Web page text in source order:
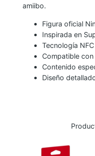
amiibo.
Figura oficial
Inspirada en
Tecnología NFC
Compatible
Contenido
Diseño